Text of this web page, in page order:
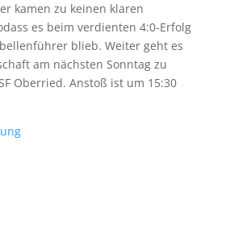
kamen zu keinen klaren
es beim verdienten 4:0-Erfolg
blieb. Weiter geht es
am nächsten Sonntag zu
Oberried. Anstoß ist um 15:30